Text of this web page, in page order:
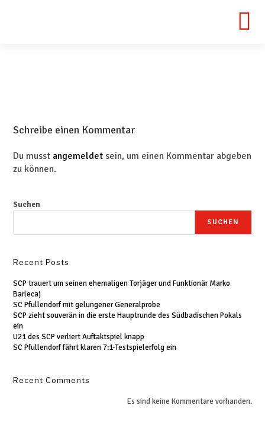
Schreibe einen Kommentar
Du musst angemeldet sein, um einen Kommentar abgeben
zu können.
Suchen
SUCHEN
Recent Posts
SCP trauert um seinen ehemaligen Torjäger und Funktionär Marko
Barlecaj
SC Pfullendorf mit gelungener Generalprobe
SCP zieht souverän in die erste Hauptrunde des Südbadischen Pokals
ein
U21 des SCP verliert Auftaktspiel knapp
SC Pfullendorf fährt klaren 7:1-Testspielerfolg ein
Recent Comments
Es sind keine Kommentare vorhanden.